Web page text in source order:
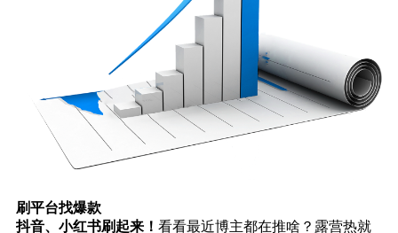
刷平台找爆款
抖音、小红书刷起来！ 看看最近博主都在推啥？露营热就